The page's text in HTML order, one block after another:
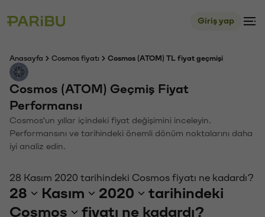
Giriş yap
Anasayfa Cosmos fiyatı Cosmos (ATOM) TL fiyat geçmişi
Cosmos (ATOM) Geçmiş Fiyat
Performansı
Cosmos'un yıllar içindeki fiyat değişimini inceleyin.
Performansını ve tarihindeki önemli dönüm noktalarını daha
iyi analiz edin.
28 Kasım 2020 tarihindeki Cosmos fiyatı ne kadardı?
28 Kasım 2020
tarihindeki
Cosmos
fiyatı ne kadardı?